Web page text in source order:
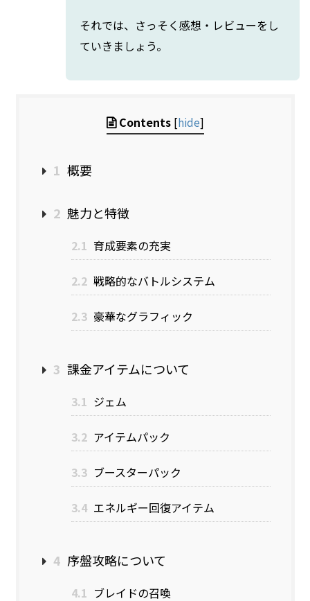
それでは、さっそく感想・レビューをし
ていきましょう。
Contents [hide]
1 概要
2 魅力と特徴
2.1 育成要素の充実
2.2 戦略的なバトルシステム
2.3 豪華なグラフィック
3 課金アイテムについて
3.1 ジェム
3.2 アイテムパック
3.3 ブースターパック
3.4 エネルギー回復アイテム
4 序盤攻略について
4.1 ブレイドの召喚